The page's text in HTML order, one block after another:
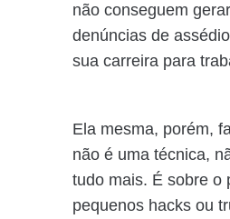
não conseguem
denúncias de
sua carreira para
Ela mesma, porém,
não é uma técnica,
tudo mais. É sobre o
pequenos hacks ou